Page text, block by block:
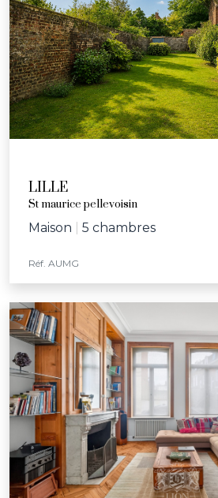
LILLE
St maurice pellevoisin
Maison 5 chambres
Réf. AUMG